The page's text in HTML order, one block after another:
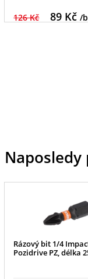
126 Kč 89Kč /
Rázový bit 1/4
Pozidrive PZ, délka